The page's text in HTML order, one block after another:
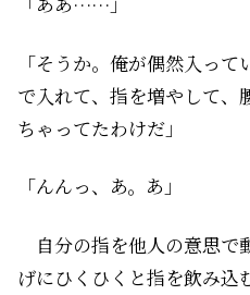
「そうか。俺が偶然入っ
で入れて、指を増やして、
ちゃってたわけだ」
「んんっ、あ。あ」
自分の指を他人の意思で
げにひくひくと指を飲み込